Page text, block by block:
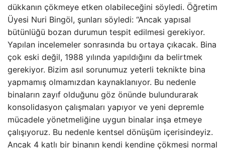
dükkanın çökmeye etken olabileceğini söyledi. Öğretim
Üyesi Nuri Bingöl, şunları söyledi: “Ancak yapısal
bütünlüğü bozan durumun tespit edilmesi gerekiyor.
Yapılan incelemeler sonrasında bu ortaya çıkacak. Bina
çok eski değil, 1988 yılında yapıldığını da belirtmek
gerekiyor. Bizim asıl sorunumuz yeterli teknikte bina
yapmamış olmamızdan kaynaklanıyor. Bu nedenle
binaların zayıf olduğunu göz önünde bulundurarak
konsolidasyon çalışmaları yapıyor ve yeni depremle
mücadele yönetmeliğine uygun binalar inşa etmeye
çalışıyoruz. Bu nedenle kentsel dönüşüm içerisindeyiz.
Ancak 4 katlı bir binanın kendi kendine çökmesi normal